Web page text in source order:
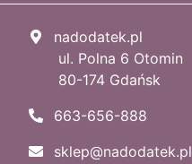
nadodatek.pl
ul. Polna 6 Otomin
80-174 Gdańsk
663-656-888
sklep@nadodatek.pl